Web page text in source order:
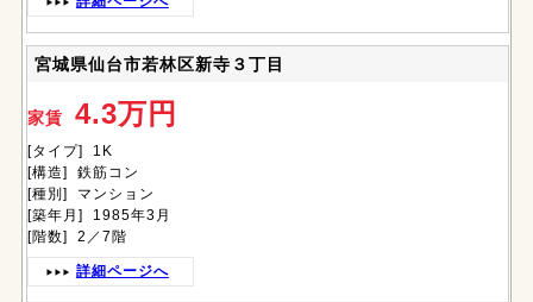
宮城県仙台市若林区新寺３丁目
家賃 4.3万円
[タイプ] 1K
[構造] 鉄筋コン
[種別] マンション
[築年月] 1985年3月
[階数] 2／7階
詳細ページへ